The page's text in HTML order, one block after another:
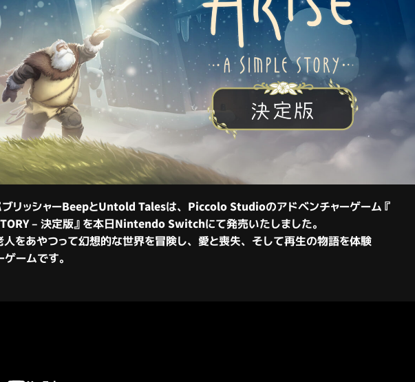
ブリッシャーBeepとUntold Talesは、Piccolo Studioのアドベンチャーゲーム『
– 決定版』 を本日Nintendo Switchにて発売いたしました。
をあやつって幻想的な世界を冒険し、愛と喪失、そして再生の物語を体験
ームです。